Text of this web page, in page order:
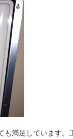
も満足しています。